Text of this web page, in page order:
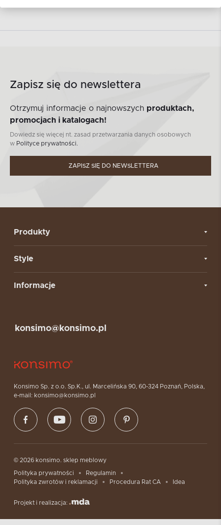
Zapisz się do newslettera
Otrzymuj informacje o najnowszych produktach,
promocjach i katalogach!
Dowiedz się więcej nt. zasad przetwarzania danych osobowych
w Polityce prywatności.
ZAPISZ SIĘ DO NEWSLETTERA
Produkty
Style
Informacje
Konsimo Sp. z o.o. Sp.K., ul. Marcelińska 90, 60-324 Poznań, Polska,
e-mail: konsimo@konsimo.pl
konsimo@konsimo.pl
© 2026 konsimo. sklep meblowy
Polityka prywatności
Regulamin
Polityka zwrotów i reklamacji
Procedura Rat CA Idea
Projekt i realizacja: